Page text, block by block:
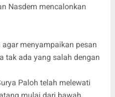
Nasdem mencalonkan
menyampaikan pesan
tak ada yang salah dengan
Paloh telah melewati